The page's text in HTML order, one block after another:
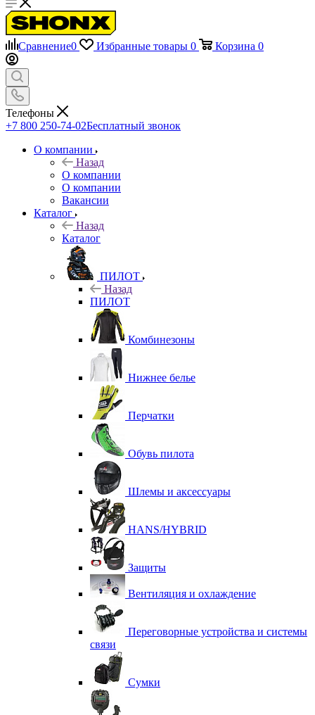
Сравнение0 Избранные товары 0 Корзина 0
Телефоны
+7 800 250-74-02Бесплатный звонок
О компании
Назад
О компании
О компании
Вакансии
Каталог
Назад
Каталог
ПИЛОТ
Назад
ПИЛОТ
Комбинезоны
Нижнее белье
Перчатки
Обувь пилота
Шлемы и аксессуары
HANS/HYBRID
Защиты
Вентиляция и охлаждение
Переговорные устройства и системы
связи
Сумки